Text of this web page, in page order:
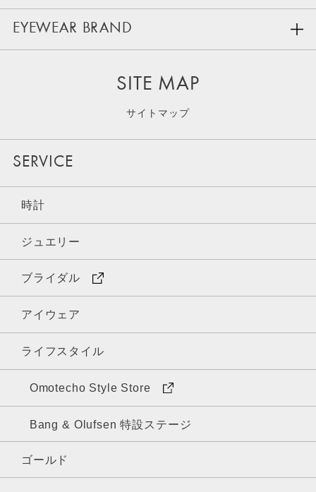
EYEWEAR BRAND
SITE MAP
サイトマップ
SERVICE
時計
ジュエリー
ブライダル
アイウェア
ライフスタイル
Omotecho Style Store
Bang & Olufsen 特設ステージ
ゴールド